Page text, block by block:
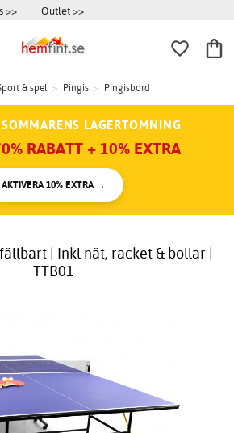
>> Outlet >>
& spel > Pingis > Pingisbord
LAGERTÖMNING
RABATT + 10% EXTRA
AKTIVERA 10% EXTRA →
| Inkl nät, racket & bollar |
TTB01